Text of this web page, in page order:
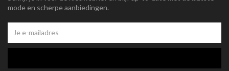
mode en scherpe aanbiedingen.